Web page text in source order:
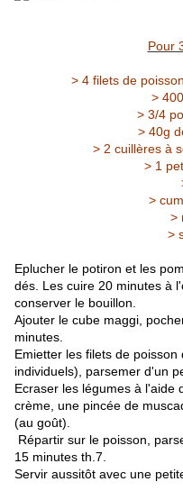
Pour
> 4 filets de
>
> 3/4
> 40g
> 2 cuillères à
> 1
>
>
>
Eplucher le potiron et les
dés. Les cuire 20 minutes à
conserver le bouillon.
Ajouter le cube maggi,
minutes.
Emietter les filets de
individuels), parsemer d'un
Ecraser les légumes à l'aide
crème, une pincée de
(au goût).
Répartir sur le poisson,
15 minutes th.7.
Servir aussitôt avec une